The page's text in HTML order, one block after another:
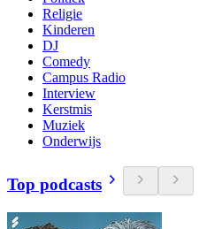
Religie
Kinderen
DJ
Comedy
Campus Radio
Interview
Kerstmis
Muziek
Onderwijs
Top podcasts